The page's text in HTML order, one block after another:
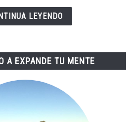
LEYENDO
A EXPANDE TU MENTE